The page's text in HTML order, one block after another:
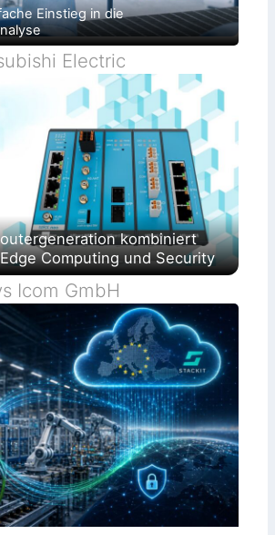
Einstieg in die
Electric
kombiniert
Computing und Security
Icom GmbH